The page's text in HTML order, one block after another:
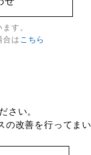
す。
合は こちら
さい。
改善を行ってまい